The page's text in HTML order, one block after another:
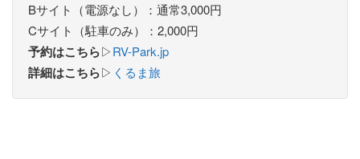
Bサイト（電源なし）：通常3,000円
Cサイト（駐車のみ）：2,000円
予約はこちら▷RV-Park.jp
詳細はこちら▷ くるま旅